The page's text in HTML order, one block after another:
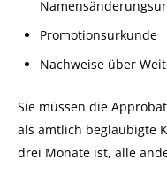
Promotionsurkunde
Nachweise über
Sie müssen die
als amtlich beglaubigte
drei Monate ist, alle